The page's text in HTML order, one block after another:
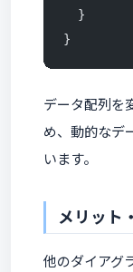
  }
}
データ配列を
め、動的なデ
います。
メリット
他のダイアグ